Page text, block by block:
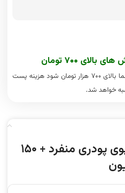
۷۰۰ تومان
چنان چه جمع صورت حساب شما بالای ۷۰۰ هزار تومان شود هزینه پست
خواهد شد.
شامپوی پودری منفرد + ۱۵۰